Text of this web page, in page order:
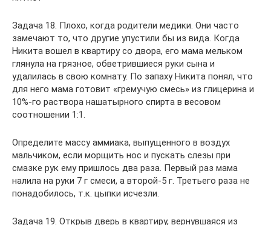
Задача 18. Плохо, когда родители медики. Они часто
замечают то, что другие упустили бы из вида. Когда
Никита вошел в квартиру со двора, его мама мельком
глянула на грязное, обветрившиеся руки сына и
удалилась в свою комнату. По запаху Никита понял, что
для него мама готовит «гремучую смесь» из глицерина и
10%-го раствора нашатырного спирта в весовом
соотношении 1:1.
Определите массу аммиака, выпущенного в воздух
мальчиком, если морщить нос и пускать слезы при
смазке рук ему пришлось два раза. Первый раз мама
налила на руки 7 г смеси, а второй-5 г. Третьего раза не
понадобилось, т.к. цыпки исчезли.
Задача 19. Открыв дверь в квартиру, вернувшаяся из